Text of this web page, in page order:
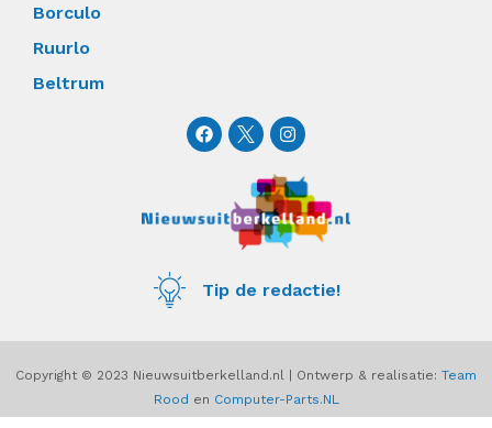
Borculo
Ruurlo
Beltrum
F
a
c
o
o
I
n
s
t
a
g
r
a
Tip de redactie!
Copyright © 2023 Nieuwsuitberkelland.nl | Ontwerp & realisatie: Team
Rood en Computer-Parts.NL